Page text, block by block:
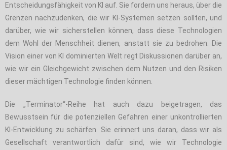
Entscheidungsfähigkeit von KI auf. Sie fordern uns heraus, über die
Grenzen nachzudenken, die wir KI-Systemen setzen sollten, und
darüber, wie wir sicherstellen können, dass diese Technologien
dem Wohl der Menschheit dienen, anstatt sie zu bedrohen. Die
Vision einer von KI dominierten Welt regt Diskussionen darüber an,
wie wir ein Gleichgewicht zwischen dem Nutzen und den Risiken
dieser mächtigen Technologie finden können.
Die „Terminator“-Reihe hat auch dazu beigetragen, das
Bewusstsein für die potenziellen Gefahren einer unkontrollierten
KI-Entwicklung zu schärfen. Sie erinnert uns daran, dass wir als
Gesellschaft verantwortlich dafür sind, wie wir Technologie